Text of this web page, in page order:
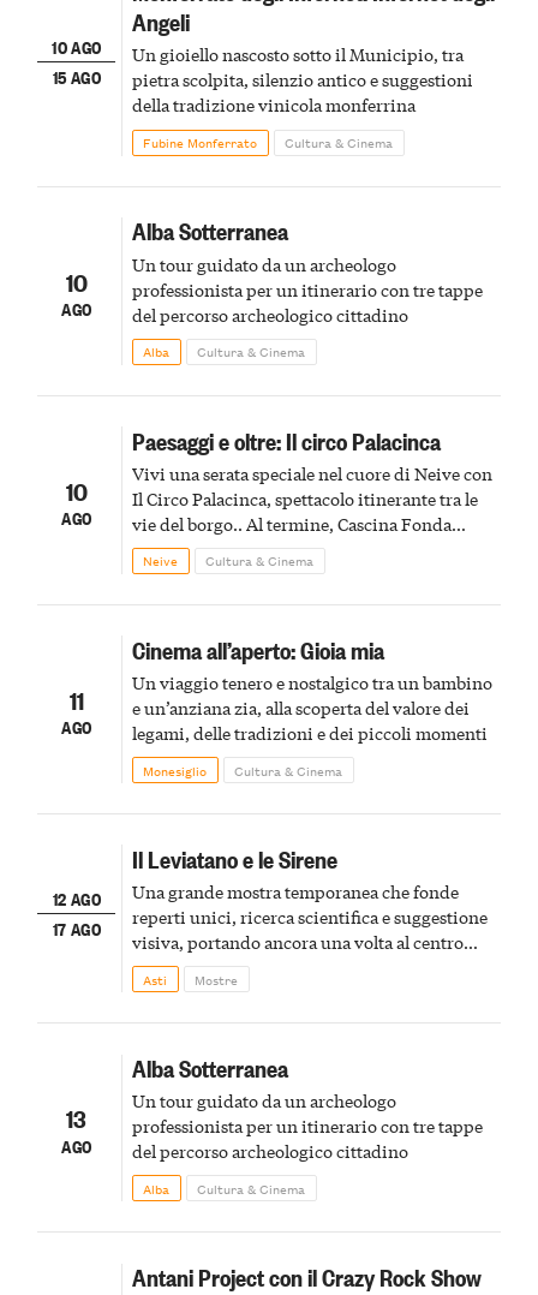
10 AGO
15 AGO
Angeli
Un gioiello nascosto sotto il Municipio, tra
pietra scolpita, silenzio antico e suggestioni
della tradizione vinicola monferrina
Fubine Monferrato Cultura & Cinema
10
AGO
Alba Sotterranea
Un tour guidato da un archeologo
professionista per un itinerario con tre tappe
del percorso archeologico cittadino
Alba Cultura & Cinema
10
AGO
Paesaggi e oltre: Il circo Palacinca
Vivi una serata speciale nel cuore di Neive con
Il Circo Palacinca, spettacolo itinerante tra le
vie del borgo.. Al termine, Cascina Fonda
Winery offrirà una degustazione di due
spumanti.
Neive Cultura & Cinema
11
AGO
Cinema all’aperto: Gioia mia
Un viaggio tenero e nostalgico tra un bambino
e un’anziana zia, alla scoperta del valore dei
legami, delle tradizioni e dei piccoli momenti
Monesiglio Cultura & Cinema
12 AGO
17 AGO
Il Leviatano e le Sirene
Una grande mostra temporanea che fonde
reperti unici, ricerca scientifica e suggestione
visiva, portando ancora una volta al centro
della scena le meraviglie del passato astigiano
Asti Mostre
13
AGO
Alba Sotterranea
Un tour guidato da un archeologo
professionista per un itinerario con tre tappe
del percorso archeologico cittadino
Alba Cultura & Cinema
Antani Project con il Crazy Rock Show